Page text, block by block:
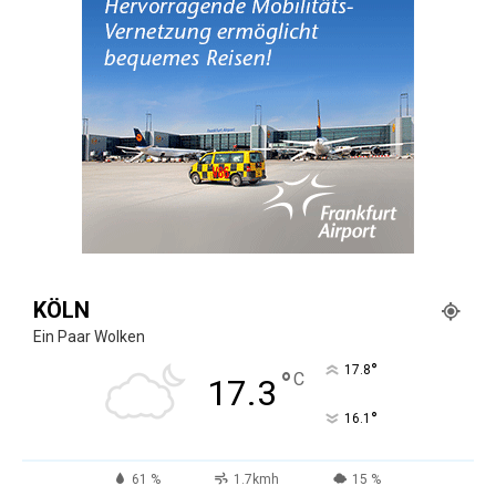
KÖLN
Ein Paar Wolken
17.3 °C 17.8°
16.1 °
61 % 1.7kmh 15 %